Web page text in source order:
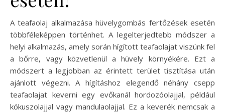
A teafaolaj alkalmazása hüvelygombás fertőzések esetén
többféleképpen történhet. A legelterjedtebb módszer a
helyi alkalmazás, amely során hígított teafaolajat viszünk fel
a bőrre, vagy közvetlenül a hüvely környékére. Ezt a
módszert a legjobban az érintett terület tisztítása után
ajánlott végezni. A hígításhoz elegendő néhány csepp
teafaolajat keverni egy evőkanál hordozóolajjal, például
kókuszolajjal vagy mandulaolajjal. Ez a keverék nemcsak a